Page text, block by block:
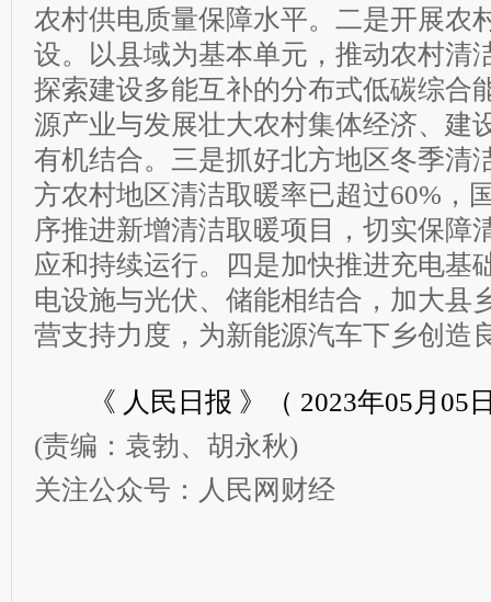
农村供电质量保障水平。二是开展农
设。以县域为基本单元，推动农村清
探索建设多能互补的分布式低碳综合
源产业与发展壮大农村集体经济、建
有机结合。三是抓好北方地区冬季清
方农村地区清洁取暖率已超过60%，
序推进新增清洁取暖项目，切实保障
应和持续运行。四是加快推进充电基
电设施与光伏、储能相结合，加大县
营支持力度，为新能源汽车下乡创造
《 人民日报 》（ 2023年05月05
(责编：袁勃、胡永秋)
关注公众号：人民网财经